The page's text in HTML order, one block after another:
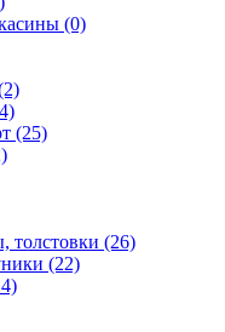
(0)
(25)
толстовки (26)
(22)